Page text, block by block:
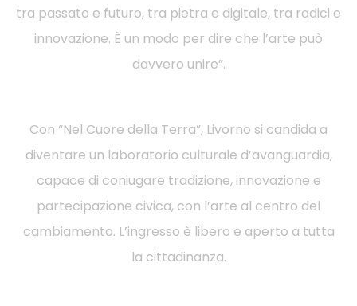
tra passato e futuro, tra pietra e digitale, tra radici e
innovazione. È un modo per dire che l’arte può
davvero unire”.
Con “Nel Cuore della Terra”, Livorno si candida a
diventare un laboratorio culturale d’avanguardia,
capace di coniugare tradizione, innovazione e
partecipazione civica, con l’arte al centro del
cambiamento. L’ingresso è libero e aperto a tutta
la cittadinanza.